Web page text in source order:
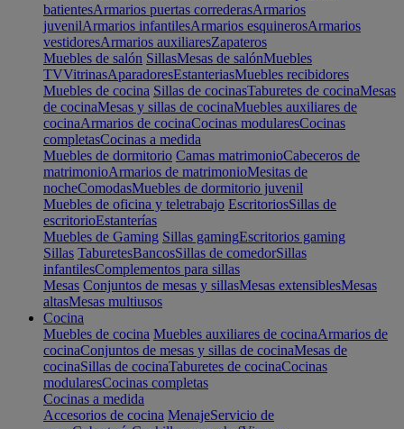
batientesArmarios puertas correderasArmarios
juvenilArmarios infantilesArmarios esquinerosArmarios
vestidoresArmarios auxiliaresZapateros
Muebles de salón SillasMesas de salónMuebles
TVVitrinasAparadoresEstanteriasMuebles recibidores
Muebles de cocina Sillas de cocinasTaburetes de cocinaMesas
de cocinaMesas y sillas de cocinaMuebles auxiliares de
cocinaArmarios de cocinaCocinas modularesCocinas
completasCocinas a medida
Muebles de dormitorio Camas matrimonioCabeceros de
matrimonioArmarios de matrimonioMesitas de
nocheComodasMuebles de dormitorio juvenil
Muebles de oficina y teletrabajo EscritoriosSillas de
escritorioEstanterías
Muebles de Gaming Sillas gamingEscritorios gaming
Sillas TaburetesBancosSillas de comedorSillas
infantilesComplementos para sillas
Mesas Conjuntos de mesas y sillasMesas extensiblesMesas
altasMesas multiusos
Cocina
Muebles de cocina Muebles auxiliares de cocinaArmarios de
cocinaConjuntos de mesas y sillas de cocinaMesas de
cocinaSillas de cocinaTaburetes de cocinaCocinas
modularesCocinas completas
Cocinas a medida
Accesorios de cocina MenajeServicio de